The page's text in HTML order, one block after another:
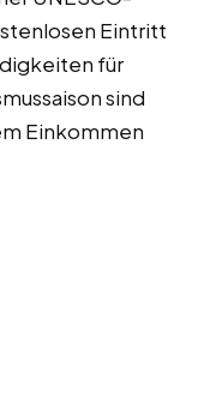
Eintritt
für
sind
Einkommen